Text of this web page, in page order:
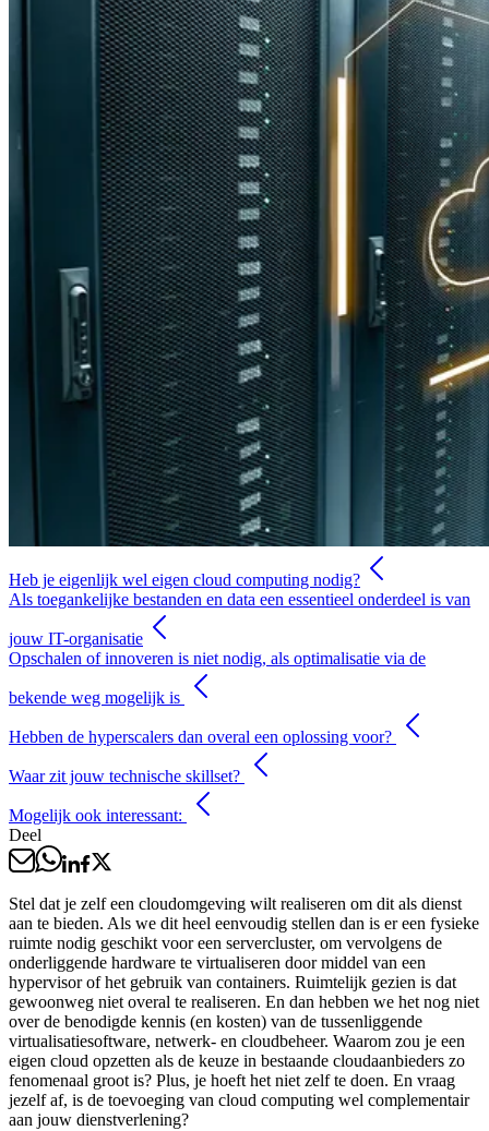
Heb je eigenlijk wel eigen cloud computing nodig?
Als toegankelijke bestanden en data een essentieel onderdeel is van
jouw IT-organisatie
Opschalen of innoveren is niet nodig, als optimalisatie via de
bekende weg mogelijk is
Hebben de hyperscalers dan overal een oplossing voor?
Waar zit jouw technische skillset?
Mogelijk ook interessant:
Deel
Stel dat je zelf een cloudomgeving wilt realiseren om dit als dienst
aan te bieden. Als we dit heel eenvoudig stellen dan is er een fysieke
ruimte nodig geschikt voor een servercluster, om vervolgens de
onderliggende hardware te virtualiseren door middel van een
hypervisor of het gebruik van containers. Ruimtelijk gezien is dat
gewoonweg niet overal te realiseren. En dan hebben we het nog niet
over de benodigde kennis (en kosten) van de tussenliggende
virtualisatiesoftware, netwerk- en cloudbeheer. Waarom zou je een
eigen cloud opzetten als de keuze in bestaande cloudaanbieders zo
fenomenaal groot is? Plus, je hoeft het niet zelf te doen. En vraag
jezelf af, is de toevoeging van cloud computing wel complementair
aan jouw dienstverlening?